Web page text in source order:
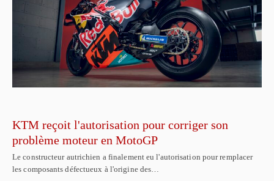
KTM reçoit l'autorisation pour corriger son
problème moteur en MotoGP
Le constructeur autrichien a finalement eu l'autorisation pour remplacer
les composants défectueux à l'origine des…